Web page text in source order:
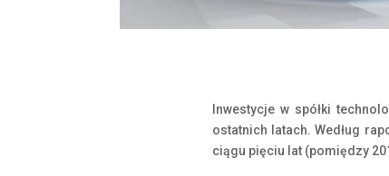
Inwestycje w spółki
ostatnich latach. Według
ciągu pięciu lat (pomiędzy